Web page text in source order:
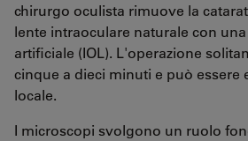
chirurgo oculista rimuove la
lente intraoculare naturale con
artificiale (IOL). L'operazione
cinque a dieci minuti e può essere
locale.
I microscopi svolgono un ruolo